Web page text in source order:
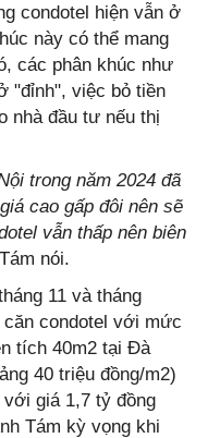
condotel hiện vẫn ở
này có thể mang
các phân khúc như
"đỉnh", việc bỏ tiền
nhà đầu tư nếu thị
trong năm 2024 đã
cao gấp đôi nên sẽ
vẫn thấp nên biên
nói.
11 và tháng
condotel với mức
tích 40m2 tại Đà
40 triệu đồng/m2)
giá 1,7 tỷ đồng
Tám kỳ vọng khi